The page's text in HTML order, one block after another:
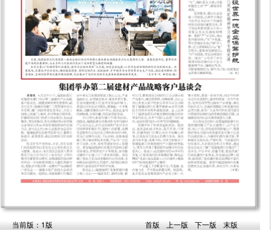
当前版：1版 首版 上一版 下一版 末版